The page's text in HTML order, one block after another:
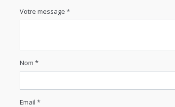
Votre message *
Nom *
Email *